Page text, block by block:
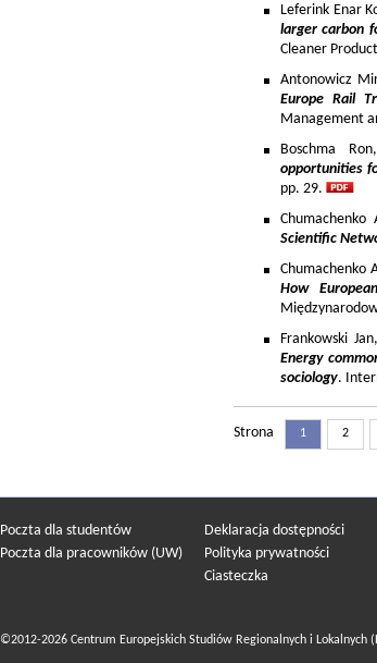
Leferink Enar
larger carbon
Cleaner
Antonowicz
Europe Rail
Management
Boschma
opportunities
pp. 29.
Scientific
Chumachenko
How
Frankowski
Energy
sociology.
Strona 1 2
Poczta dla studentów
Poczta dla pracowników (UW)
Deklaracja dostępności
Polityka prywatności
Ciasteczka
©2012-2026 Centrum Europejskich Studiów Regionalnych i Lokalnych